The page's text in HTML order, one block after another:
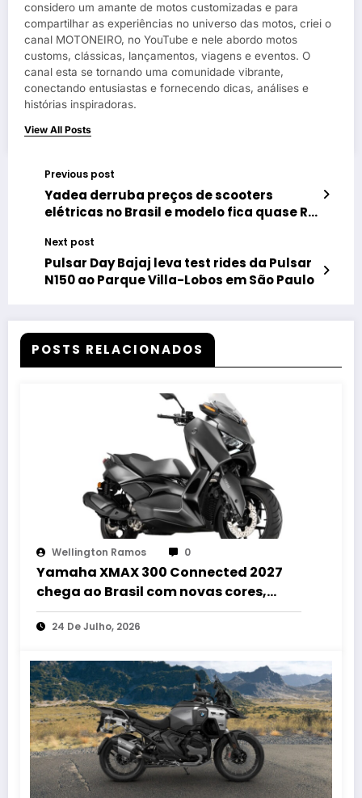
considero um amante de motos customizadas e para
compartilhar as experiências no universo das motos, criei o
canal MOTONEIRO, no YouTube e nele abordo motos
customs, clássicas, lançamentos, viagens e eventos. O
canal esta se tornando uma comunidade vibrante,
conectando entusiastas e fornecendo dicas, análises e
histórias inspiradoras.
View All Posts
Previous post
Yadea derruba preços de scooters
elétricas no Brasil e modelo fica quase R$
Next post
Pulsar Day Bajaj leva test rides da Pulsar
N150 ao Parque Villa-Lobos em São Paulo
POSTS RELACIONADOS
Wellington Ramos 0
Yamaha XMAX 300 Connected 2027
chega ao Brasil com novas cores,
painel conectado e quatro anos de
garantia
24 De Julho, 2026